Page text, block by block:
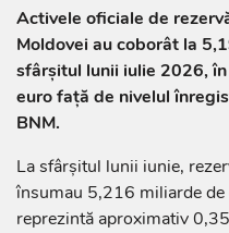
Activele oficiale de
Moldovei au coborât la
sfârșitul lunii iulie 2026,
euro față de nivelul
BNM.
La sfârșitul lunii iunie,
însumau 5,216 miliarde
reprezintă aproximativ